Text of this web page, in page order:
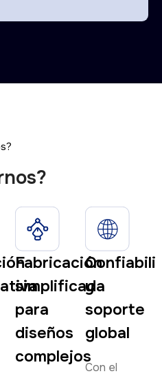
Fabricación
simplificada
para
diseños
complejos
y
soporte
global
Con el